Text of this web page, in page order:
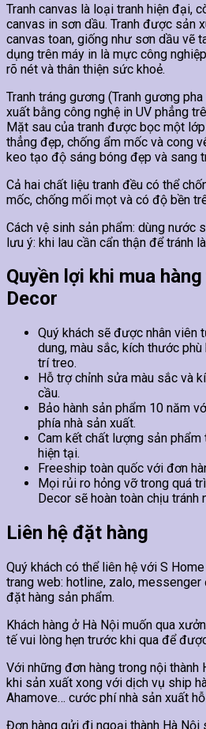
Tranh canvas là loại tranh hiện đại,
canvas in sơn dầu. Tranh được sản
canvas toan, giống như sơn dầu vẽ
dụng trên máy in là mực công
rõ nét và thân thiện sức khoẻ.
Tranh tráng gương (Tranh gương
xuất bằng công nghệ in UV phẳng
Mặt sau của tranh được bọc một
thẳng đẹp, chống ẩm mốc và cong
keo tạo độ sáng bóng đẹp và sang
Cả hai chất liệu tranh đều có thể
mốc, chống mối mọt và có độ bền
Cách vệ sinh sản phẩm: dùng nước
lưu ý: khi lau cần cẩn thận để tránh
Quyền lợi khi mua
Decor
Quý khách sẽ được nhân viên
dung, màu sắc, kích thước
trí treo.
Hỗ trợ chỉnh sửa màu sắc và
cầu.
Bảo hành sản phẩm 10 năm
phía nhà sản xuất.
Cam kết chất lượng sản
hiện tại.
Freeship toàn quốc với đơn
Mọi rủi ro hỏng vỡ trong quá
Decor sẽ hoàn toàn chịu tránh
Liên hệ đặt hàng
Quý khách có thể liên hệ với S
trang web: hotline, zalo,
đặt hàng sản phẩm.
Khách hàng ở Hà Nội muốn qua
tế vui lòng hẹn trước khi qua để
Với những đơn hàng trong nội thành
khi sản xuất xong với dịch vụ ship
Ahamove… cước phí nhà sản xuất
Đơn hàng gửi đi ngoại thành Hà Nội